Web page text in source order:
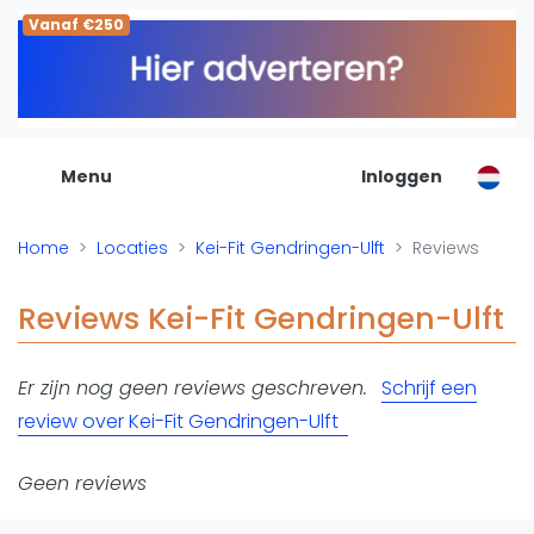
Vanaf €250
Menu
De Padel Gids
Alle padel locaties
Padelwinkels
Organisatie
Banenbouwers
Reserveringssystemen
Toevoegen data
Laatste updates
Padel
Inloggen
Home Locaties Kei-Fit Gendringen-Ulft Reviews
Reviews Kei-Fit Gendringen-Ulft
Er zijn nog geen reviews geschreven. Schrijf een
review over Kei-Fit Gendringen-Ulft
Geen reviews